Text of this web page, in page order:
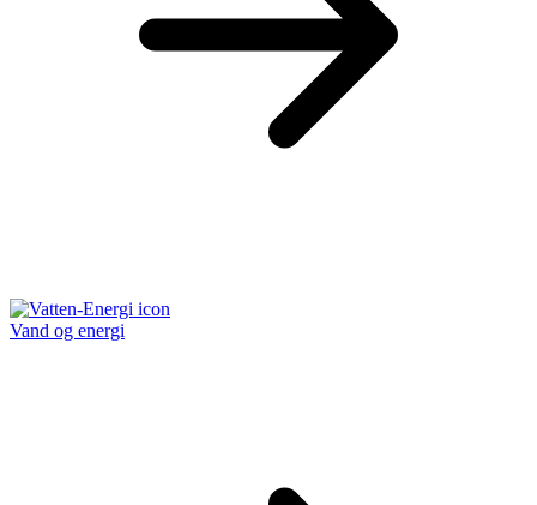
Vand og energi